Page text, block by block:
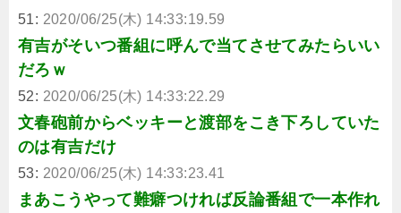
51: 2020/06/25(木) 14:33:19.59
有吉がそいつ番組に呼んで当てさせてみたらいい
だろｗ
52: 2020/06/25(木) 14:33:22.29
文春砲前からベッキーと渡部をこき下ろしていた
のは有吉だけ
53: 2020/06/25(木) 14:33:23.41
まあこうやって難癖つければ反論番組で一本作れ